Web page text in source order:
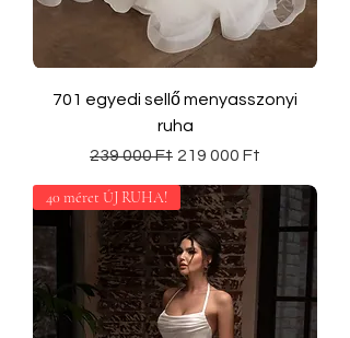
701 egyedi sellő menyasszonyi
ruha
Szokásos ár
239 000 Ft Akciós ár
219 000 Ft
40 méret ÚJ RUHA!